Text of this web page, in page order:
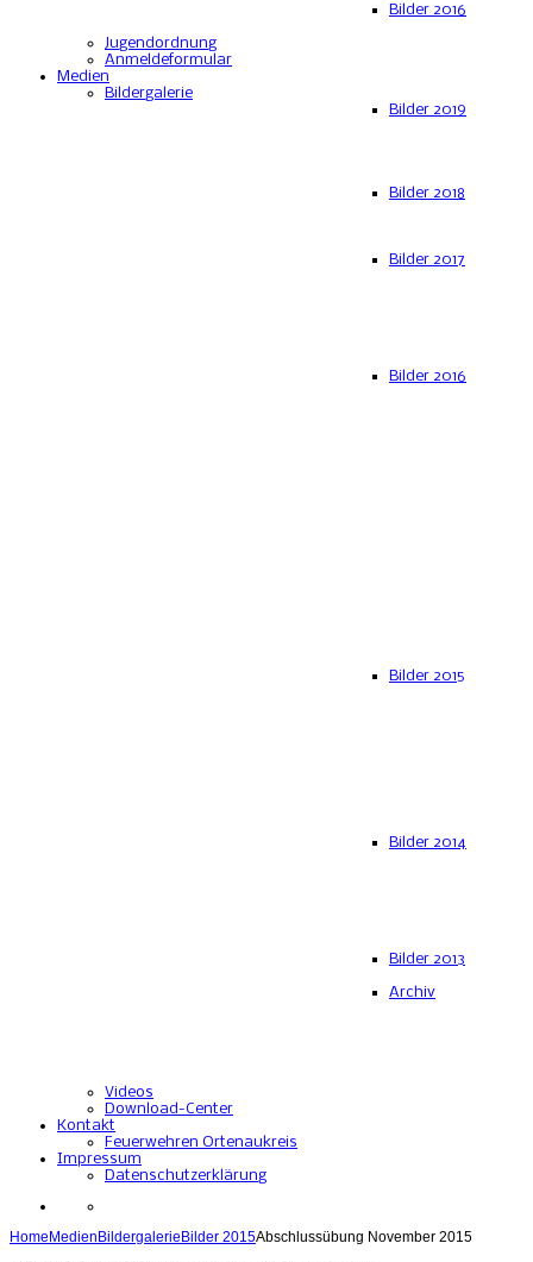
Bilder 2016
Jugendordnung
Anmeldeformular
Medien
Bildergalerie
Bilder 2019
Bilder 2018
Bilder 2017
Bilder 2016
Bilder 2015
Bilder 2014
Bilder 2013
Archiv
Videos
Download-Center
Kontakt
Feuerwehren Ortenaukreis
Impressum
Datenschutzerklärung
Home Medien Bildergalerie Bilder 2015Abschlussübung November 2015